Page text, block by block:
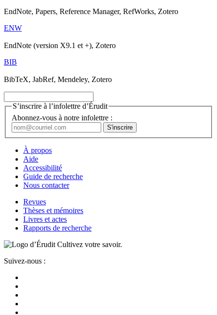
EndNote, Papers, Reference Manager, RefWorks, Zotero
ENW
EndNote (version X9.1 et +), Zotero
BIB
BibTeX, JabRef, Mendeley, Zotero
S’inscrire à l’infolettre d’Érudit
Abonnez-vous à notre infolettre :
À propos
Aide
Accessibilité
Guide de recherche
Nous contacter
Revues
Thèses et mémoires
Livres et actes
Rapports de recherche
Cultivez votre savoir.
Suivez-nous :